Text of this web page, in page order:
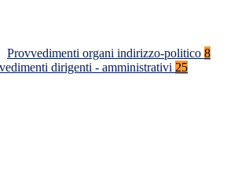
Provvedimenti organi indirizzo-politico 8
dirigenti - amministrativi 25